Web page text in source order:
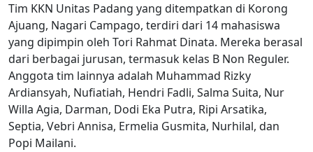
Tim KKN Unitas Padang yang ditempatkan di Korong
Ajuang, Nagari Campago, terdiri dari 14 mahasiswa
yang dipimpin oleh Tori Rahmat Dinata. Mereka berasal
dari berbagai jurusan, termasuk kelas B Non Reguler.
Anggota tim lainnya adalah Muhammad Rizky
Ardiansyah, Nufiatiah, Hendri Fadli, Salma Suita, Nur
Willa Agia, Darman, Dodi Eka Putra, Ripi Arsatika,
Septia, Vebri Annisa, Ermelia Gusmita, Nurhilal, dan
Popi Mailani.